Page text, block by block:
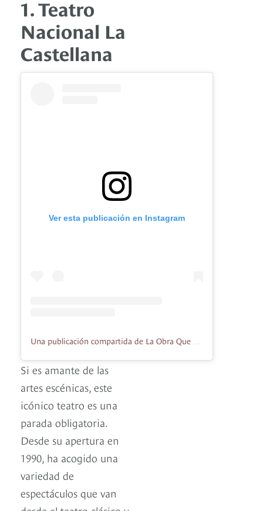
1. Teatro
Nacional La
Castellana
Ver esta publicación en Instagram
Si es amante de las
artes escénicas, este
icónico teatro es una
parada obligatoria.
Desde su apertura en
1990, ha acogido una
variedad de
espectáculos que van